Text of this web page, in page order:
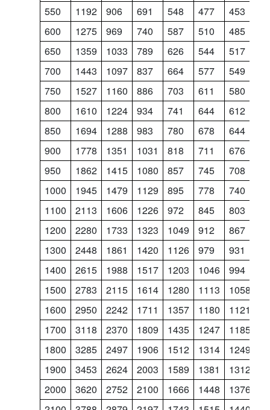
550 1192 906 691 548 477 453
600
1275 969 740 587 510 485
650
1359 1033 789 626 544 517
700
1443 1097 837 664 577 549
750
1527 1160 886 703 611 580
800
1610 1224 934 741 644 612
850
1694 1288 983 780 678 644
900
1778 1351 1031 818 711 676
950
1862 1415 1080 857 745 708
1000
1945 1479 1129 895 778 740
1100
2113 1606 1226 972 845 803
1200
2280 1733 1323 1049 912 867
1300
2448 1861 1420 1126 979 931
1400
2615 1988 1517 1203 1046 994
1500
2783 2115 1614 1280 1113 1058
1600
2950 2242 1711 1357 1180 1121
1700
3118 2370 1809 1435 1247 1185
1800
3285 2497 1906 1512 1314 1249
1900
3453 2624 2003 1589 1381 1312
2000
3620 2752 2100 1666 1448 1376